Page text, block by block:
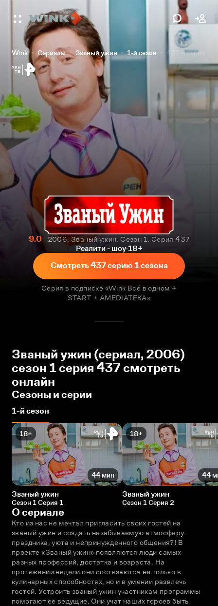
Wink Сериалы Званый ужин 1-й сезон 437-я серия
9.0
2006, Званый ужин. Сезон 1. Серия 437
Реалити - шоу 18+
Смотреть 437 серию 1 сезона
Серия в подписке «Wink Всё в одном +
START + AMEDIATEKA»
Званый ужин (сериал, 2006)
сезон 1 серия 437 смотреть
онлайн
Сезоны и серии
1-й сезон
18+
44 мин
Званый ужин
Сезон 1 Серия 1
18+
44
Званый ужин
Сезон 1 Серия 2
О сериале
Кто из нас не мечтал пригласить своих гостей на
званый ужин и создать незабываемую атмосферу
праздника, уюта и непринужденного общения?! В
проекте «Званый ужин» появляются люди самых
разных профессий, достатка и возраста. На
протяжении недели они состязаются не только в
кулинарных способностях, но и в умении развлечь
гостей. Устроить званый ужин участникам программы
помогают ее ведущие. Они учат наших героев быть